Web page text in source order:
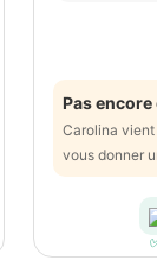
Pas
Carolina
vous donner